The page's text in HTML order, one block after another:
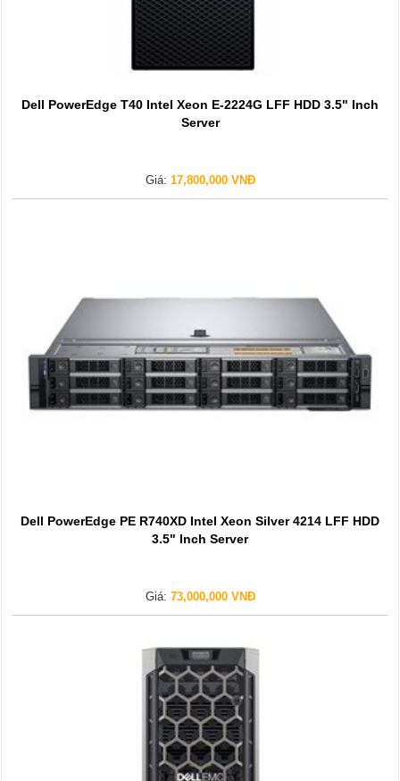
Dell PowerEdge T40 Intel Xeon E-2224G LFF HDD 3.5" Inch
Server
Giá: 17,800,000 VNĐ
Dell PowerEdge PE R740XD Intel Xeon Silver 4214 LFF HDD
3.5" Inch Server
Giá: 73,000,000 VNĐ